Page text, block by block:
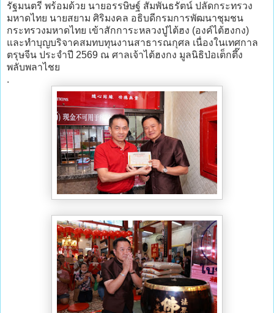
รัฐมนตรี พร้อมด้วย นายอรรษิษฐ์ สัมพันธรัตน์ ปลัดกระทรวง
มหาดไทย นายสยาม ศิริมงคล อธิบดีกรมการพัฒนาชุมชน
กระทรวงมหาดไทย เข้าสักการะหลวงปู่ไต้ฮง (องค์ไต้ฮงกง)
และทำบุญบริจาคสมทบทุนงานสาธารณกุศล เนื่องในเทศกาล
ตรุษจีน ประจำปี 2569 ณ ศาลเจ้าไต้ฮงกง มูลนิธิป่อเต็กตึ๊ง
พลับพลาไชย
.